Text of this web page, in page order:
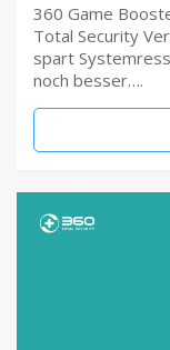
360 Game
Total Security
spart
noch besser….